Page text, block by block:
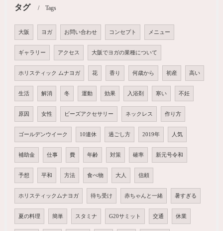
タグ Tags
大阪 ヨガ お問い合わせ コンセプト メニュー
ギャラリー アクセス 大阪でヨガの業種について
ホリスティック ムナヨガ 花 香り 何歳から 初産 高い
生活 解消 冬 運動 効果 入浴剤 寒い 不妊
原因 女性 ビーズアクセサリー ネックレス 作り方
ゴールデンウイーク 10連休 過ごし方 2019年 人気
補助金 仕事 費 年齢 対策 確率 新元号令和
予想 平和 方法 食べ物 大人 信頼
ホリスティックムナヨガ 待ち受け 赤ちゃんと一緒 暑すぎる
夏の料理 簡単 スタミナ G20サミット 交通 休業